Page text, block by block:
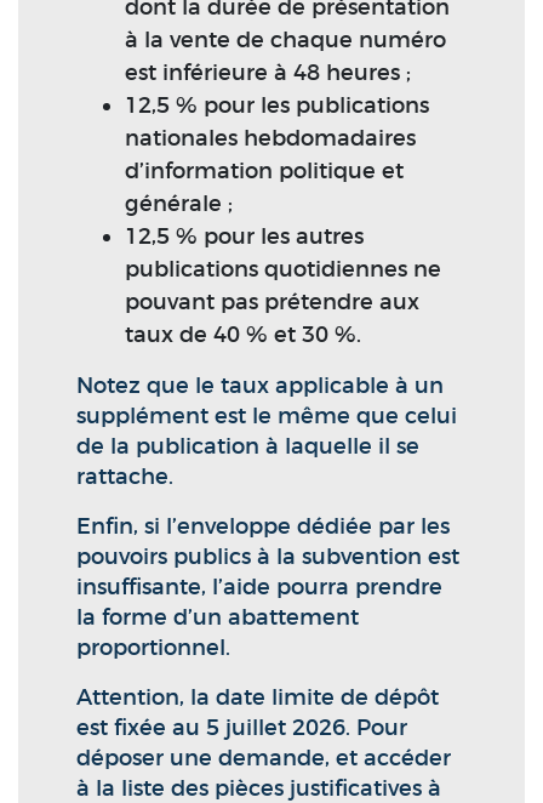
dont la durée de présentation
à la vente de chaque numéro
est inférieure à 48 heures ;
12,5 % pour les publications
nationales hebdomadaires
d’information politique et
générale ;
12,5 % pour les autres
publications quotidiennes ne
pouvant pas prétendre aux
taux de 40 % et 30 %.
Notez que le taux applicable à un
supplément est le même que celui
de la publication à laquelle il se
rattache.
Enfin, si l’enveloppe dédiée par les
pouvoirs publics à la subvention est
insuffisante, l’aide pourra prendre
la forme d’un abattement
proportionnel.
Attention, la date limite de dépôt
est fixée au 5 juillet 2026. Pour
déposer une demande, et accéder
à la liste des pièces justificatives à